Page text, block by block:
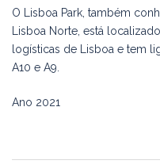
O Lisboa Park, também
Lisboa Norte, está
logísticas de Lisboa e tem
A10 e A9.
Ano 2021